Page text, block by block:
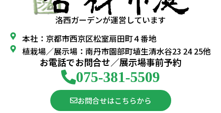
洛西ガーデンが運営しています
本社：京都市西京区松室扇田町４番地
植栽場／展示場：南丹市園部町埴生清水谷23 24 25他
お電話でお問合せ／展示場事前予約
075-381-5509
お問合せはこちらから